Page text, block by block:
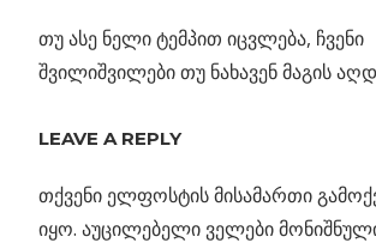
თუ ასე ნელი ტემპით იცვლება, ჩვენი
შვილიშვილები თუ ნახავენ მაგის
LEAVE A REPLY
თქვენი ელფოსტის მისამართი
იყო. აუცილებელი ველები